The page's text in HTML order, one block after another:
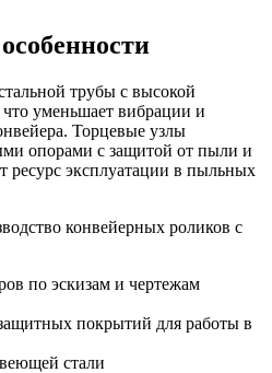
трубы с высокой
уменьшает вибрации и
Торцевые узлы
опорами с защитой от пыли и
ресурс эксплуатации в пыльных
конвейерных роликов с
по эскизам и чертежам
покрытий для работы в
стали